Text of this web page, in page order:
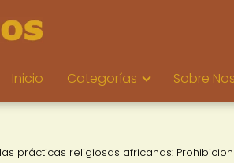
Inicio Categorías Sobre
prácticas religiosas africanas: